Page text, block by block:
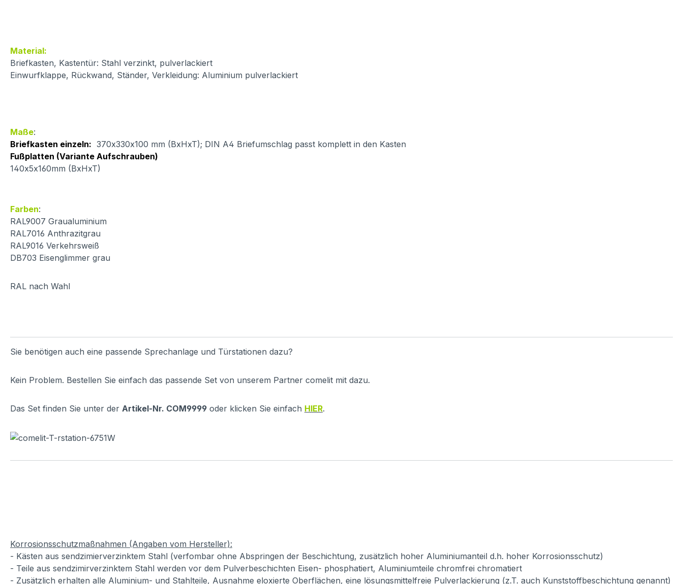
Material:
Briefkasten, Kastentür: Stahl verzinkt, pulverlackiert
Einwurfklappe, Rückwand, Ständer, Verkleidung: Aluminium pulverlackiert
Maße:
Briefkasten einzeln: 370x330x100 mm (BxHxT); DIN A4 Briefumschlag passt komplett in den Kasten
Fußplatten (Variante Aufschrauben)
140x5x160mm (BxHxT)
Farben:
RAL9007 Graualuminium
RAL7016 Anthrazitgrau
RAL9016 Verkehrsweiß
DB703 Eisenglimmer grau
RAL nach Wahl
Sie benötigen auch eine passende Sprechanlage und Türstationen dazu?
Kein Problem. Bestellen Sie einfach das passende Set von unserem Partner comelit mit dazu.
Das Set finden Sie unter der Artikel-Nr. COM9999 oder klicken Sie einfach HIER.
Korrosionsschutzmaßnahmen (Angaben vom Hersteller):
- Kästen aus sendzimierverzinktem Stahl (verfombar ohne Abspringen der Beschichtung, zusätzlich hoher Aluminiumanteil d.h. hoher Korrosionsschutz)
- Teile aus sendzimirverzinktem Stahl werden vor dem Pulverbeschichten Eisen- phosphatiert, Aluminiumteile chromfrei chromatiert
- Zusätzlich erhalten alle Aluminium- und Stahlteile, Ausnahme eloxierte Oberflächen, eine lösungsmittelfreie Pulverlackierung (z.T. auch Kunststoffbeschichtung genannt)